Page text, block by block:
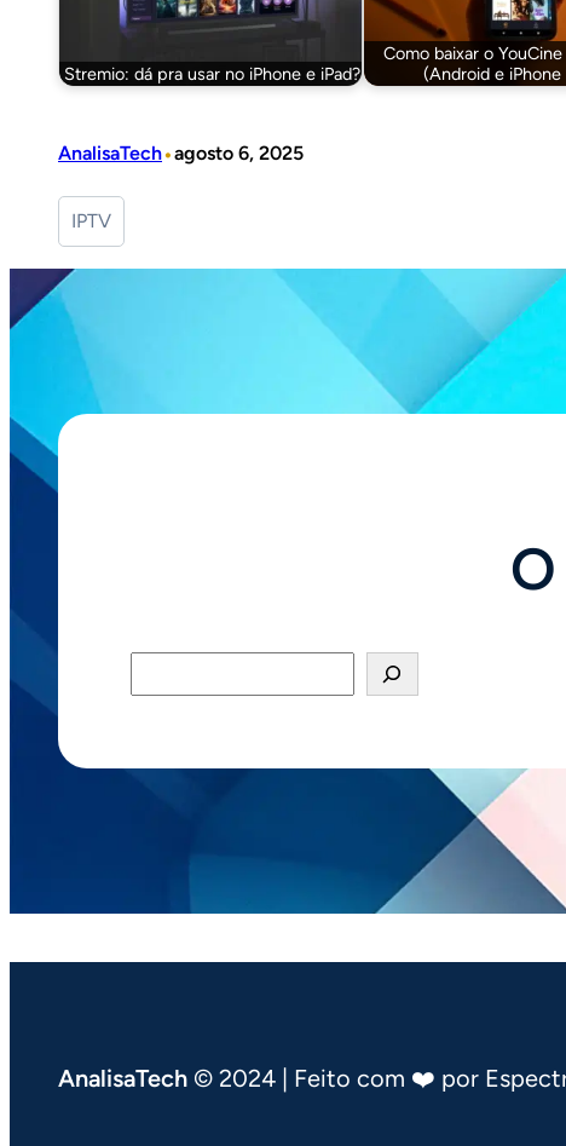
Stremio: dá pra usar no iPhone e iPad?
Como baixar o
(Android e
AnalisaTech•agosto 6, 2025
IPTV
AnalisaTech © 2024 | Feito com ❤️ por